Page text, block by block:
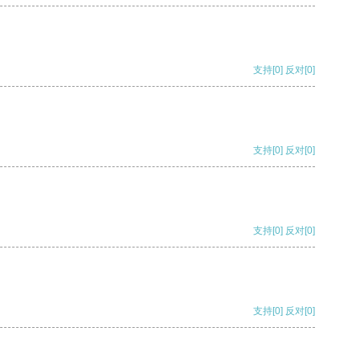
支持[0] 反对[0]
支持[0] 反对[0]
支持[0] 反对[0]
支持[0] 反对[0]